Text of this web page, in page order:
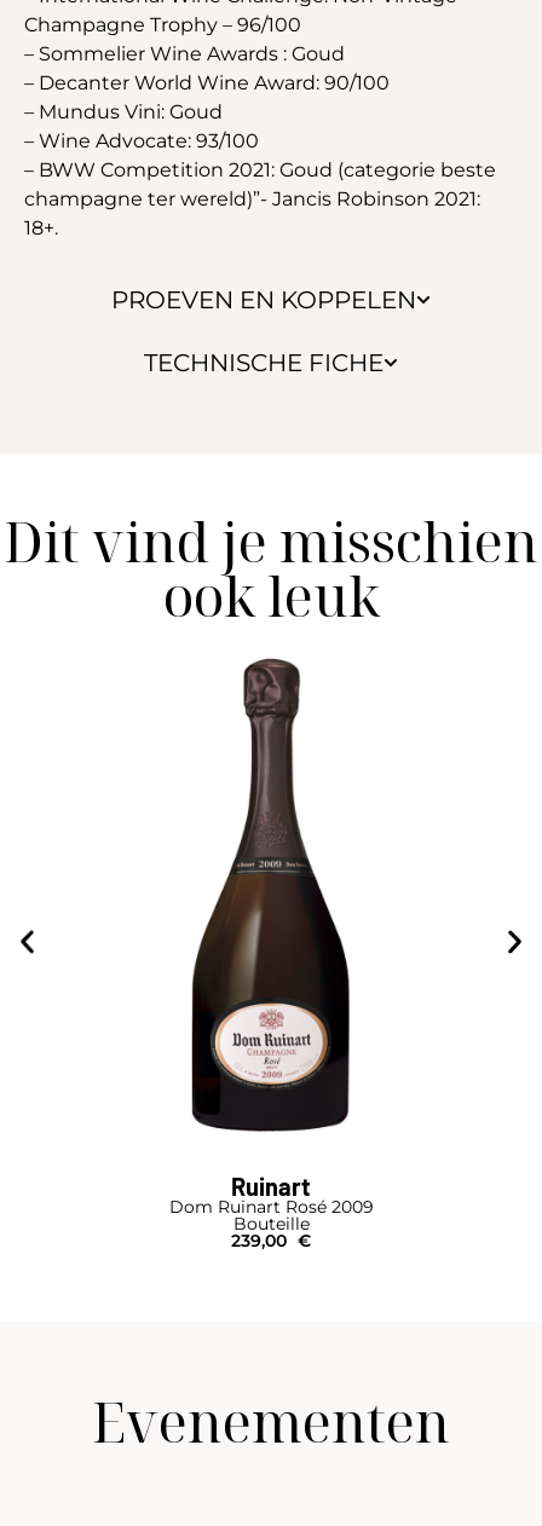
PROEVEN EN KOPPELEN
TECHNISCHE FICHE
Champagne Trophy – 96/100
– Sommelier Wine Awards : Goud
– Decanter World Wine Award: 90/100
– Mundus Vini: Goud
– Wine Advocate: 93/100
– BWW Competition 2021: Goud (categorie beste
champagne ter wereld)”- Jancis Robinson 2021:
18+.
Dit vind je misschien
ook leuk
Ruinart
Dom Ruinart Rosé 2009
Bouteille
239,00 €
Evenementen